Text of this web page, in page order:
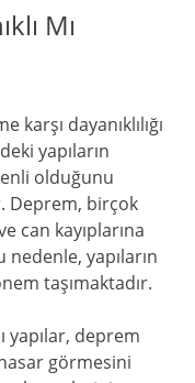
Mı
dayanıklılığı
yapıların
olduğunu
Deprem, birçok
can kayıplarına
yapıların
taşımaktadır.
yapılar, deprem
görmesini